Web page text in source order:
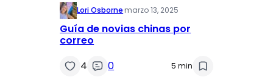
Lori Osborne·marzo 13, 2025
Guía de novias chinas por
correo
4
0 5 min